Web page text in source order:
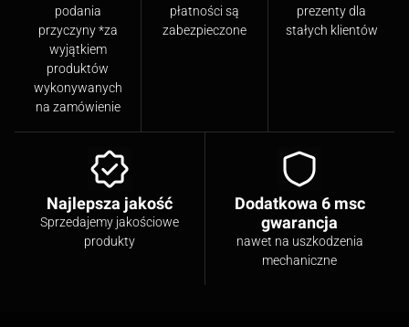
podania
przyczyny *za
wyjątkiem
produktów
wykonywanych
na zamówienie
płatności są
zabezpieczone
prezenty dla
stałych klientów
Najlepsza jakość
Sprzedajemy jakościowe
produkty
Dodatkowa 6 msc
gwarancja
nawet na uszkodzenia
mechaniczne